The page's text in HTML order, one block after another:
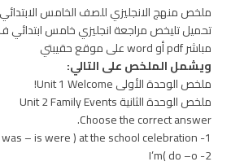
ملخص منهج الانجليزي للصف الخامس
مباشر pdf أو word على موقع حقيبتي
ويشمل الملخص على التالي:
ملخص الوحدة الأولى Unit 1 Welcome!
ملخص الوحدة الثانية Unit 2 Family Events
Choose the correct answer.
1- They( was – is were ) at the school celebration.
2- I’m( do –o